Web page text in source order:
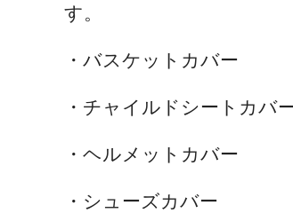
す。
・バスケットカバー
・チャイルドシートカバ
・ヘルメットカバー
・シューズカバー